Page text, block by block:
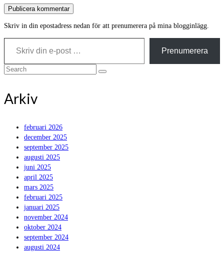
Skriv in din epostadress nedan för att prenumerera på mina blogginlägg.
Skriv din e-post …
Prenumerera
Search
Arkiv
februari 2026
december 2025
september 2025
augusti 2025
juni 2025
april 2025
mars 2025
februari 2025
januari 2025
november 2024
oktober 2024
september 2024
augusti 2024